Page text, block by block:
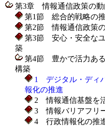
第3章 情報通信政策の動
第1節 総合的戦略の
第2節 情報通信政策
第3節 安心・安全な
築
第4節 豊かで活力あ
構築
1 デジタル・ディ
報化の推進
2 情報通信基盤を
3 情報バリアフリ
4 行政情報化の推